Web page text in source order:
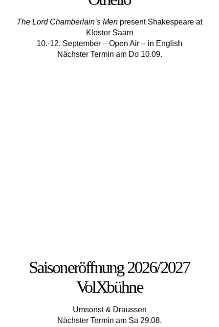
The Lord Chamberlain’s Men present Shakespeare at
Kloster Saarn
10.-12. September – Open Air – in English
Nächster Termin am Do 10.09.
Saisoneröffnung 2026/2027
VolXbühne
Umsonst & Draussen
Nächster Termin am Sa 29.08.